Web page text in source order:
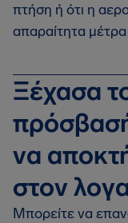
πτήση ή ότι η
απαραίτητα
Ξέχασα
να
στον
Μπορείτε να